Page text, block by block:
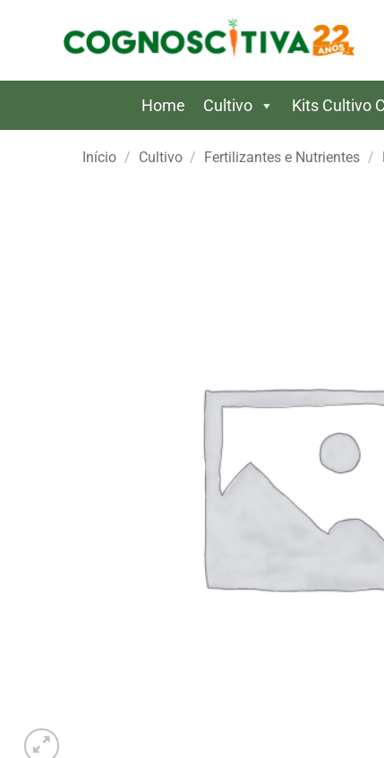
Home Cultivo Kits Cultivo
Início / Cultivo / Fertilizantes e Nutrientes /